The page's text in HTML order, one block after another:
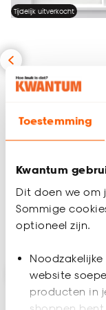
Toestemming
Kwantum
Dit doen we om
Sommige
optioneel zijn.
website
producten in
Tijdelijk uitverkocht
Fenstr Rolgordijn
Hetty Antraciet
4(1)
Geef een
FENSTR